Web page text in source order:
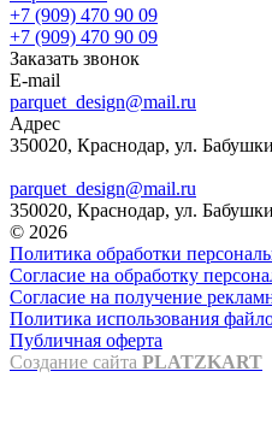
+7 (909) 470 90 09
+7 (909) 470 90 09
Заказать звонок
E-mail
parquet_design@mail.ru
Адрес
350020, Краснодар, ул.
parquet_design@mail.ru
350020, Краснодар, ул.
© 2026
Политика обработки
Согласие на обработку
Согласие на получение
Политика использования
Публичная оферта
Создание сайта PLATZKART